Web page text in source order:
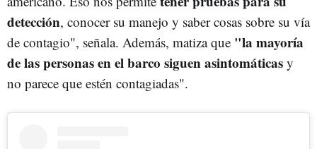
detección, conocer su manejo y saber cosas sobre su vía
de contagio", señala. Además, matiza que "la mayoría
de las personas en el barco siguen asintomáticas y
no parece que estén contagiadas".